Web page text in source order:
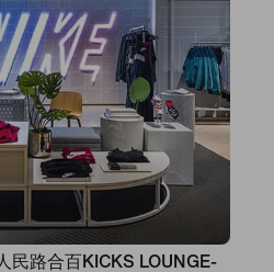
民路合百KICKS LOUNGE-